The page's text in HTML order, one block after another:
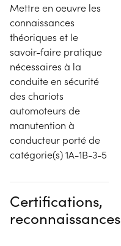
Mettre en oeuvre les
connaissances
théoriques et le
savoir-faire pratique
nécessaires à la
conduite en sécurité
des chariots
automoteurs de
manutention à
conducteur porté de
catégorie(s) 1A-1B-3-5
Certifications,
reconnaissances